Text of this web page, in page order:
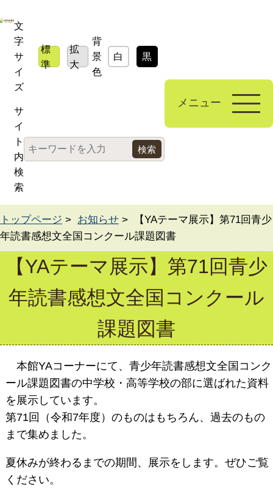
文
字
サ
イ
ズ
標
準
拡
大
背
景
色
白 黒
サ
イ
ト
内
検
索
メニュー
トップページ > お知らせ > 【YAテーマ展示】第71回青少
年読書感想文全国コンクール課題図書
【YAテーマ展示】第71回青少
年読書感想文全国コンクール
課題図書
本館YAコーナーにて、青少年読書感想文全国コンク
ール課題図書の中学校・高等学校の部に選ばれた資料
を展示しています。
第71回（令和7年度）のものはもちろん、過去のもの
まで集めました。
夏休みが終わるまでの期間、展示をします。ぜひご覧
ください。